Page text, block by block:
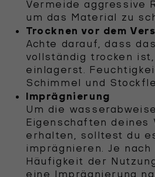
Vermeide aggressive
um das Material zu
Trocknen vor dem
Achte darauf, dass
vollständig trocken
einlagerst.
Schimmel und
Imprägnierung
Um die
Eigenschaften deines
erhalten, solltest du
imprägnieren. Je
Häufigkeit der
eine Imprägnierung